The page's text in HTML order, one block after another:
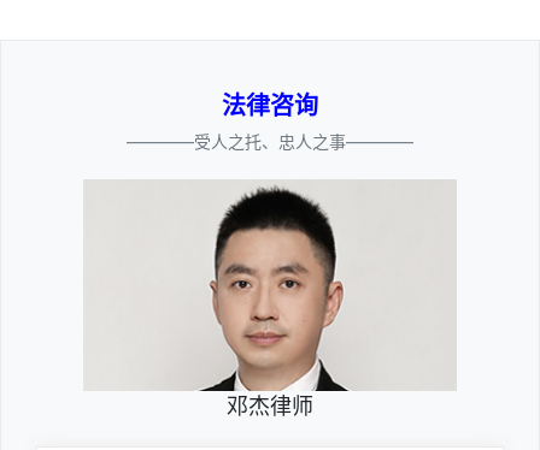
法律咨询
————受人之托、忠人之事————
邓杰律师